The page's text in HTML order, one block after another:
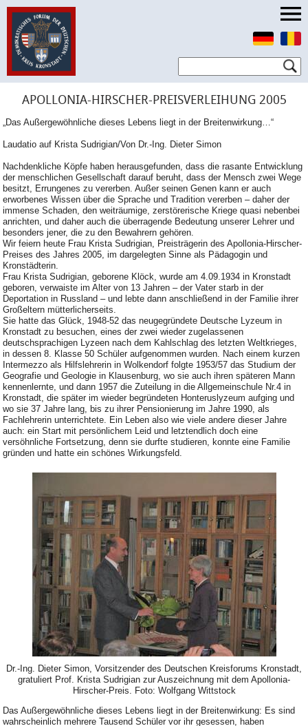
APOLLONIA-HIRSCHER-PREISVERLEIHUNG 2005
„Das Außergewöhnliche dieses Lebens liegt in der Breitenwirkung…“
Laudatio auf Krista Sudrigian/Von Dr.-Ing. Dieter Simon
Nachdenkliche Köpfe haben herausgefunden, dass die rasante Entwicklung
der menschlichen Gesellschaft darauf beruht, dass der Mensch zwei Wege
besitzt, Errungenes zu vererben. Außer seinen Genen kann er auch
erworbenes Wissen über die Sprache und Tradition vererben – daher der
immense Schaden, den weiträumige, zerstörerische Kriege quasi nebenbei
anrichten, und daher auch die überragende Bedeutung unserer Lehrer und
besonders jener, die zu den Bewahrern gehören.
Wir feiern heute Frau Krista Sudrigian, Preisträgerin des Apollonia-Hirscher-
Preises des Jahres 2005, im dargelegten Sinne als Pädagogin und
Kronstädterin.
Frau Krista Sudrigian, geborene Klöck, wurde am 4.09.1934 in Kronstadt
geboren, verwaiste im Alter von 13 Jahren – der Vater starb in der
Deportation in Russland – und lebte dann anschließend in der Familie ihrer
Großeltern mütterlicherseits.
Sie hatte das Glück, 1948-52 das neugegründete Deutsche Lyzeum in
Kronstadt zu besuchen, eines der zwei wieder zugelassenen
deutschsprachigen Lyzeen nach dem Kahlschlag des letzten Weltkrieges,
in dessen 8. Klasse 50 Schüler aufgenommen wurden. Nach einem kurzen
Intermezzo als Hilfslehrerin in Wolkendorf folgte 1953/57 das Studium der
Geografie und Geologie in Klausenburg, wo sie auch ihren späteren Mann
kennenlernte, und dann 1957 die Zuteilung in die Allgemeinschule Nr.4 in
Kronstadt, die später im wieder begründeten Honteruslyzeum aufging und
wo sie 37 Jahre lang, bis zu ihrer Pensionierung im Jahre 1990, als
Fachlehrerin unterrichtete. Ein Leben also wie viele andere dieser Jahre
auch: ein Start mit persönlichem Leid und letztendlich doch eine
versöhnliche Fortsetzung, denn sie durfte studieren, konnte eine Familie
gründen und hatte ein schönes Wirkungsfeld.
Dr.-Ing. Dieter Simon, Vorsitzender des Deutschen Kreisforums Kronstadt,
gratuliert Prof. Krista Sudrigian zur Auszeichnung mit dem Apollonia-
Hirscher-Preis. Foto: Wolfgang Wittstock
Das Außergewöhnliche dieses Lebens liegt in der Breitenwirkung: Es sind
wahrscheinlich mehrere Tausend Schüler vor ihr gesessen, haben